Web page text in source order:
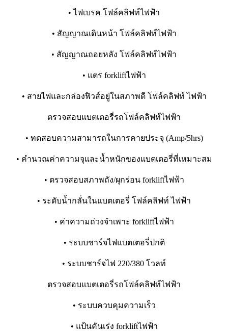
• ไฟเบรค โฟล์คลิฟท์ไฟฟ้า
• สัญญาณเดินหน้า โฟล์คลิฟท์ไฟฟ้า
• สัญญาณถอยหลัง โฟล์คลิฟท์ไฟฟ้า
• แตร forkliftไฟฟ้า
• สายไฟและกล่องฟิวส์อยู่ในสภาพดี โฟล์คลิฟท์ ไฟฟ้า
ตรวจสอบแบตเตอรี่รถโฟล์คลิฟท์ไฟฟ้า
• ทดสอบความสามารถในการคายประจุ (Amp/5hrs)
• คำนวณค่าความจุและน้ำหนักของแบตเตอรี่ที่เหมาะสม
• ตรวจสอบสภาพถัง/ผุกร่อน forkliftไฟฟ้า
• ระดับน้ำกลั่นในแบตเตอรี่ โฟล์คลิฟท์ ไฟฟ้า
• ค่าความถ่วงจำเพาะ forkliftไฟฟ้า
• ระบบชาร์จไฟแบตเตอรี่ปกติ
• ระบบชาร์จไฟ 220/380 โวลท์
ตรวจสอบแบตเตอรี่รถโฟล์คลิฟท์ไฟฟ้า
• ระบบควบคุมความเร็ว
• แป้นคันเร่ง forkliftไฟฟ้า